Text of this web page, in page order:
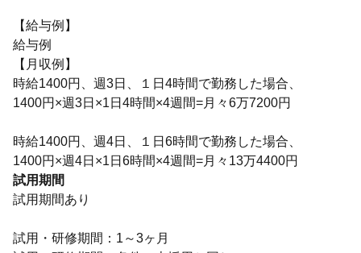
【給与例】
給与例
【月収例】
時給1400円、週3日、１日4時間で勤務した場合、
1400円×週3日×1日4時間×4週間=月々6万7200円
時給1400円、週4日、１日6時間で勤務した場合、
1400円×週4日×1日6時間×4週間=月々13万4400円
試用期間
試用期間あり
試用・研修期間：1～3ヶ月